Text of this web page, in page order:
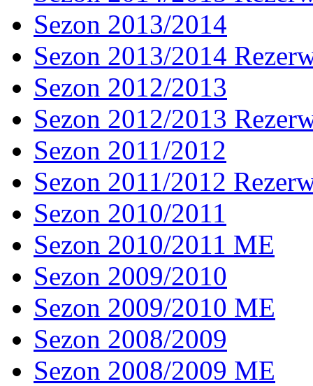
Sezon 2013/2014
Sezon 2013/2014
Sezon 2012/2013
Sezon 2012/2013
Sezon 2011/2012
Sezon 2011/2012
Sezon 2010/2011
Sezon 2010/2011 ME
Sezon 2009/2010
Sezon 2009/2010 ME
Sezon 2008/2009
Sezon 2008/2009 ME